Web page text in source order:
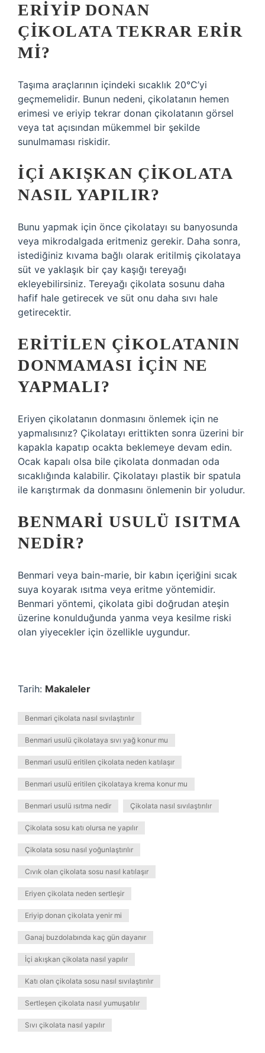
ERIYIP DONAN
ÇIKOLATA TEKRAR ERIR
MI?
Taşıma araçlarının içindeki sıcaklık 20°C’yi
geçmemelidir. Bunun nedeni, çikolatanın hemen
erimesi ve eriyip tekrar donan çikolatanın görsel
veya tat açısından mükemmel bir şekilde
sunulmaması riskidir.
İÇI AKIŞKAN ÇIKOLATA
NASIL YAPILIR?
Bunu yapmak için önce çikolatayı su banyosunda
veya mikrodalgada eritmeniz gerekir. Daha sonra,
istediğiniz kıvama bağlı olarak eritilmiş çikolataya
süt ve yaklaşık bir çay kaşığı tereyağı
ekleyebilirsiniz. Tereyağı çikolata sosunu daha
hafif hale getirecek ve süt onu daha sıvı hale
getirecektir.
ERITILEN ÇIKOLATANIN
DONMAMASI IÇIN NE
YAPMALI?
Eriyen çikolatanın donmasını önlemek için ne
yapmalısınız? Çikolatayı erittikten sonra üzerini bir
kapakla kapatıp ocakta beklemeye devam edin.
Ocak kapalı olsa bile çikolata donmadan oda
sıcaklığında kalabilir. Çikolatayı plastik bir spatula
ile karıştırmak da donmasını önlemenin bir yoludur.
BENMARI USULÜ ISITMA
NEDIR?
Benmari veya bain-marie, bir kabın içeriğini sıcak
suya koyarak ısıtma veya eritme yöntemidir.
Benmari yöntemi, çikolata gibi doğrudan ateşin
üzerine konulduğunda yanma veya kesilme riski
olan yiyecekler için özellikle uygundur.
Tarih: Makaleler
Benmari çikolata nasıl sıvılaştırılır
Benmari usulü çikolataya sıvı yağ konur mu
Benmari usulü eritilen çikolata neden katılaşır
Benmari usulü eritilen çikolataya krema konur mu
Benmari usulü ısıtma nedir Çikolata nasıl sıvılaştırılır
Çikolata sosu katı olursa ne yapılır
Çikolata sosu nasıl yoğunlaştırılır
Cıvık olan çikolata sosu nasıl katılaşır
Eriyen çikolata neden sertleşir
Eriyip donan çikolata yenir mi
Ganaj buzdolabında kaç gün dayanır
İçi akışkan çikolata nasıl yapılır
Katı olan çikolata sosu nasıl sıvılaştırılır
Sertleşen çikolata nasıl yumuşatılır
Sıvı çikolata nasıl yapılır